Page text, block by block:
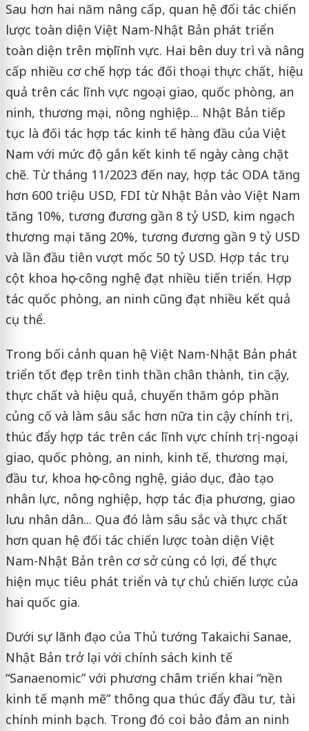
Sau hơn hai năm nâng cấp, quan hệ đối tác chiến
lược toàn diện Việt Nam-Nhật Bản phát triển
toàn diện trên mọi lĩnh vực. Hai bên duy trì và nâng
cấp nhiều cơ chế hợp tác đối thoại thực chất, hiệu
quả trên các lĩnh vực ngoại giao, quốc phòng, an
ninh, thương mại, nông nghiệp... Nhật Bản tiếp
tục là đối tác hợp tác kinh tế hàng đầu của Việt
Nam với mức độ gắn kết kinh tế ngày càng chặt
chẽ. Từ tháng 11/2023 đến nay, hợp tác ODA tăng
hơn 600 triệu USD, FDI từ Nhật Bản vào Việt Nam
tăng 10%, tương đương gần 8 tỷ USD, kim ngạch
thương mại tăng 20%, tương đương gần 9 tỷ USD
và lần đầu tiên vượt mốc 50 tỷ USD. Hợp tác trụ
cột khoa học-công nghệ đạt nhiều tiến triển. Hợp
tác quốc phòng, an ninh cũng đạt nhiều kết quả
cụ thể.
Trong bối cảnh quan hệ Việt Nam-Nhật Bản phát
triển tốt đẹp trên tinh thần chân thành, tin cậy,
thực chất và hiệu quả, chuyến thăm góp phần
củng cố và làm sâu sắc hơn nữa tin cậy chính trị,
thúc đẩy hợp tác trên các lĩnh vực chính trị-ngoại
giao, quốc phòng, an ninh, kinh tế, thương mại,
đầu tư, khoa học-công nghệ, giáo dục, đào tạo
nhân lực, nông nghiệp, hợp tác địa phương, giao
lưu nhân dân... Qua đó làm sâu sắc và thực chất
hơn quan hệ đối tác chiến lược toàn diện Việt
Nam-Nhật Bản trên cơ sở cùng có lợi, để thực
hiện mục tiêu phát triển và tự chủ chiến lược của
hai quốc gia.
Dưới sự lãnh đạo của Thủ tướng Takaichi Sanae,
Nhật Bản trở lại với chính sách kinh tế
“Sanaenomic” với phương châm triển khai “nền
kinh tế mạnh mẽ” thông qua thúc đẩy đầu tư, tài
chính minh bạch. Trong đó coi bảo đảm an ninh